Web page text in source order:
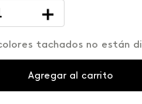
＋
tachados no están
Agregar al carrito